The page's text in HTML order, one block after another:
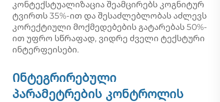
კონტექსტუალიზაცია შეამცირებს კოგნიტურ
ტვირთს 35%-ით და შესაძლებლობას აძლევს
კორექტიული მოქმედებების გატარებას 50%-
ით უფრო სწრაფად, ვიდრე ძველი ტექსტური
ინტერფეისები.
Ინტეგრირებული
პარამეტრების კონტროლის